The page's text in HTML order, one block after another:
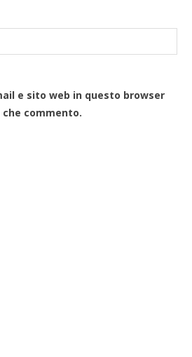
e sito web in questo browser
commento.